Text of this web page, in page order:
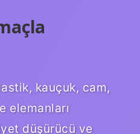
kauçuk, cam,
elemanları
düşürücü ve